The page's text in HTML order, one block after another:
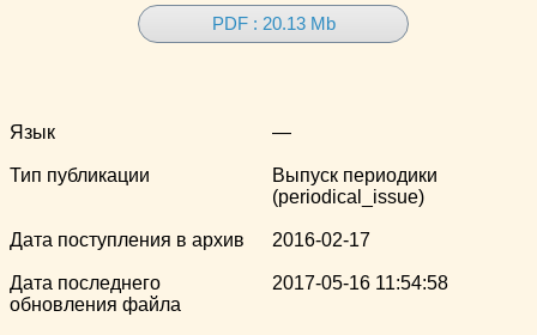
PDF : 20.13 Mb
Язык —
Тип публикации
Выпуск периодики
(periodical_issue)
Дата поступления в архив 2016-02-17
Дата последнего
обновления файла
2017-05-16 11:54:58